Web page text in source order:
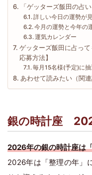
「ゲッターズ飯田の占
詳しい今日の運勢が
今月の運勢と今年の
運気カレンダー
ゲッターズ飯田に占っ
応募方法】
毎月15名様(予定)に
あわせて読みたい（関連
銀の時計座
2026年の銀の時計座は
2026年は「整理の年」